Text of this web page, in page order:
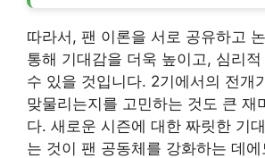
따라서, 팬 이론을 서로 공유하고
통해 기대감을 더욱 높이고, 심리
수 있을 것입니다. 2기에서의 전개
맞물리는지를 고민하는 것도 큰 재
다. 새로운 시즌에 대한 짜릿한 기
는 것이 팬 공동체를 강화하는 데